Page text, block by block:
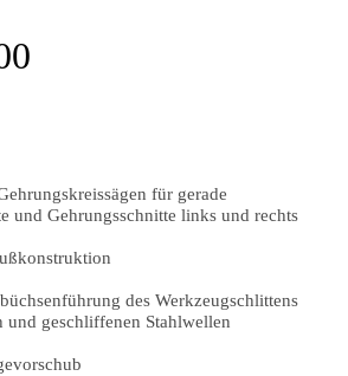
für gerade
und Gehrungsschnitte links und rechts
des Werkzeugschlittens
und geschliffenen Stahlwellen